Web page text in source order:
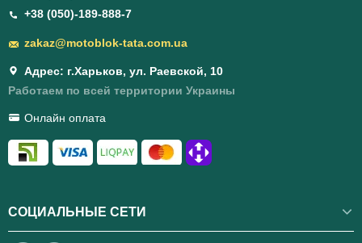
+38 (050)-189-888-7
zakaz@motoblok-tata.com.ua
Адрес: г.Харьков, ул. Раевской, 10
Работаем по всей территории Украины
Онлайн оплата
СОЦИАЛЬНЫЕ СЕТИ